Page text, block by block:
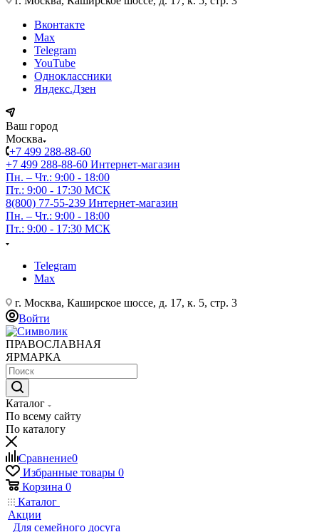
Вконтакте
Max
Telegram
YouTube
Одноклассники
Яндекс.Дзен
Ваш город
Москва
+7 499 288-88-60
+7 499 288-88-60 Интернет-магазин
Пн. – Чт.: 9:00 - 18:00
Пт.: 9:00 - 17:30 МСК
8(800) 77-55-239 Интернет-магазин
Пн. – Чт.: 9:00 - 18:00
Пт.: 9:00 - 17:30 МСК
Telegram
Max
г. Москва, Каширское шоссе, д. 17, к. 5, стр. 3
Войти
ПРАВОСЛАВНАЯ
ЯРМАРКА
Каталог
По всему сайту
По каталогу
Сравнение0
Избранные товары 0
Корзина 0
Каталог
Акции
Для семейного досуга